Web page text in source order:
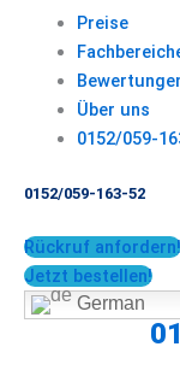
Preise
Über uns
0152/059-
0152/059-163-52
Rückruf anfordern!
Jetzt bestellen!
German